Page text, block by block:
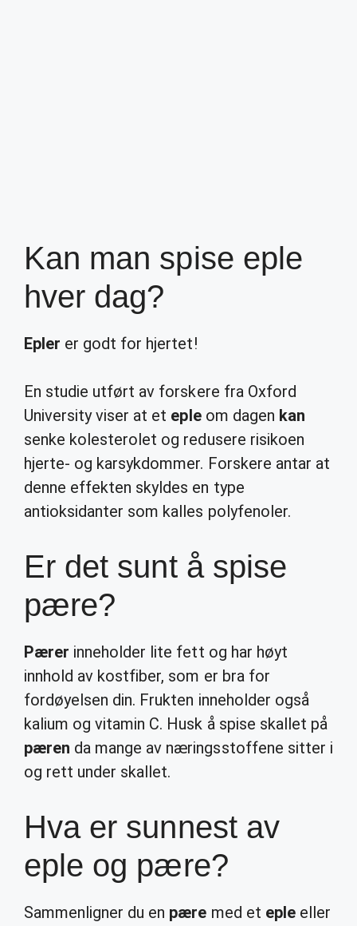
Kan man spise eple
hver dag?
Epler er godt for hjertet!
En studie utført av forskere fra Oxford
University viser at et epleom dagen kan
senke kolesterolet og redusere risikoen
hjerte- og karsykdommer. Forskere antar at
denne effekten skyldes en type
antioksidanter som kalles polyfenoler.
Er det sunt å spise
pære?
Pærer inneholder lite fett og har høyt
innhold av kostfiber, som er bra for
fordøyelsen din. Frukten inneholder også
kalium og vitamin C. Husk å spise skallet på
pæren da mange av næringsstoffene sitter i
og rett under skallet.
Hva er sunnest av
eple og pære?
Sammenligner du en pære med et epleeller